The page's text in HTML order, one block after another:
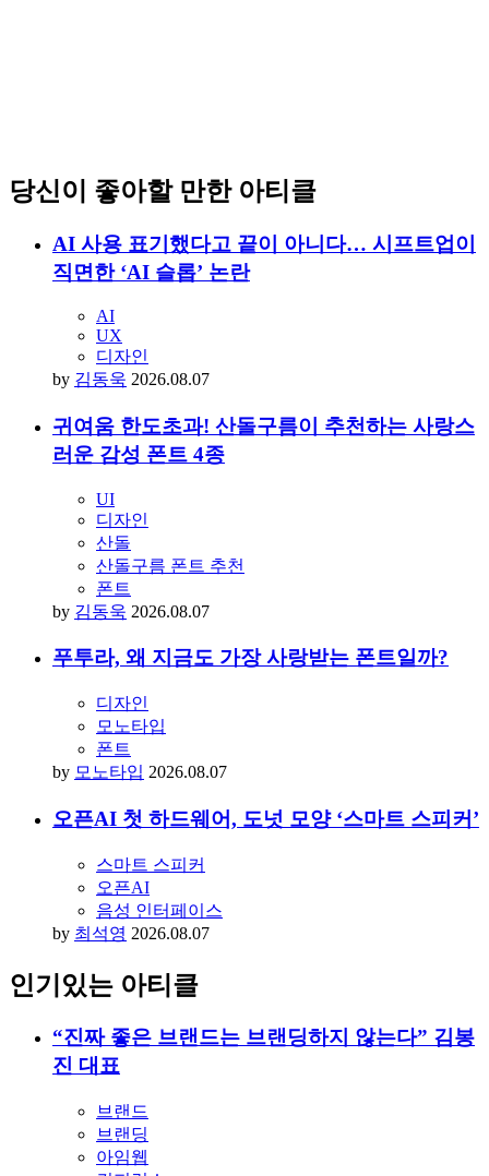
당신이 좋아할 만한 아티클
AI 사용 표기했다고 끝이 아니다… 시프트업이
직면한 ‘AI 슬롭’ 논란
AI
UX
디자인
by 김동욱 2026.08.07
귀여움 한도초과! 산돌구름이 추천하는 사랑스
러운 감성 폰트 4종
UI
디자인
산돌
산돌구름 폰트 추천
폰트
by 김동욱 2026.08.07
푸투라, 왜 지금도 가장 사랑받는 폰트일까?
디자인
모노타입
폰트
by 모노타입 2026.08.07
오픈AI 첫 하드웨어, 도넛 모양 ‘스마트 스피커’
스마트 스피커
오픈AI
음성 인터페이스
by 최석영 2026.08.07
인기있는 아티클
“진짜 좋은 브랜드는 브랜딩하지 않는다” 김봉
진 대표
브랜드
브랜딩
아임웹